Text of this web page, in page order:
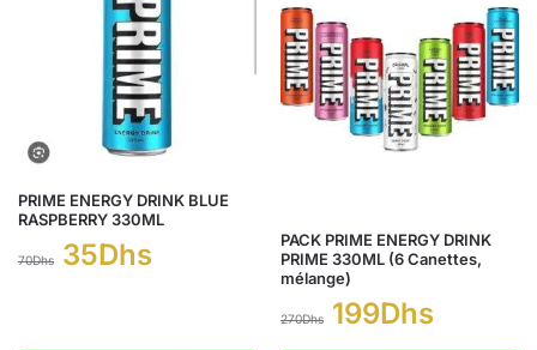
PRIME ENERGY DRINK BLUE
RASPBERRY 330ML
70Dhs 35Dhs
PACK PRIME ENERGY DRINK
PRIME 330ML (6 Canettes,
mélange)
270Dhs 199Dhs